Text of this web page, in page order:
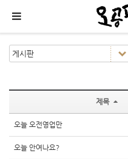
제목
오늘 오전영업만
오늘 안여나요?